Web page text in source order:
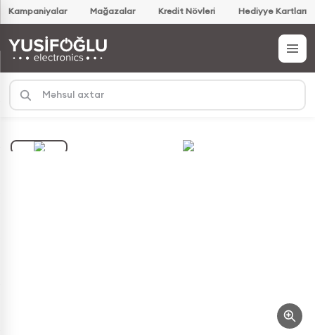
Kampaniyalar Mağazalar Kredit Növləri Hədiyyə Kartları